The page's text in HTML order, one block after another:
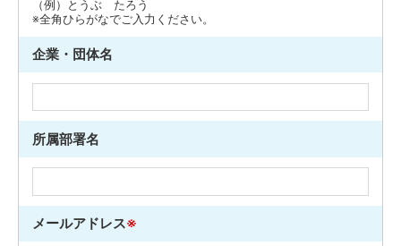
（例）とうぶ たろう
※全角ひらがなでご入力ください。
企業・団体名
所属部署名
メールアドレス※